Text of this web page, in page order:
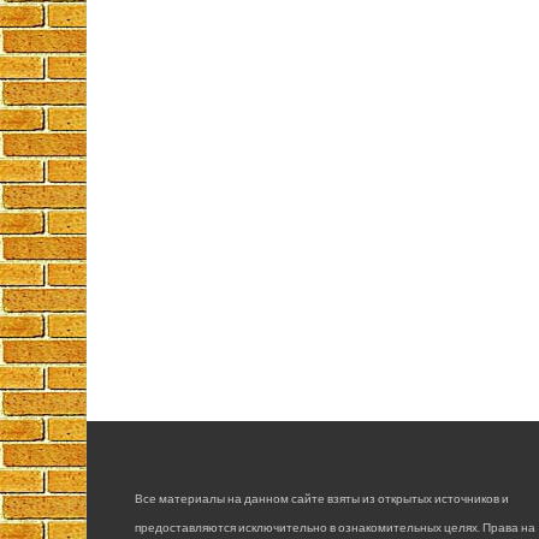
Все материалы на данном сайте взяты из открытых источников и
предоставляются исключительно в ознакомительных целях. Права на